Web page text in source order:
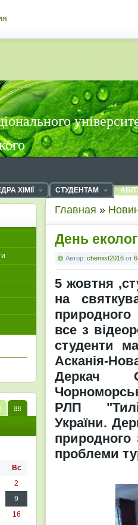
ХІМІЇ СТУДЕНТАМ
Главная »
День
Автор: chemist2016 от
5 жовтня
на
природного
все з
студенти
Асканія-
Деркач
РЛП
України.
проблеми
кален
Вс
2
9
16